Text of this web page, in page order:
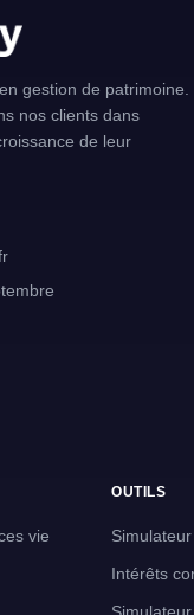
gestion de patrimoine.
nos clients dans
de leur
vie
OUTILS
Intérêts